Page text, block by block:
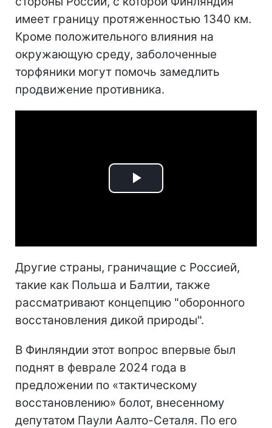
имеет границу протяженностью 1340 км.
Кроме положительного влияния на
окружающую среду, заболоченные
торфяники могут помочь замедлить
продвижение противника.
Play
Другие страны, граничащие с Россией,
такие как Польша и Балтии, также
рассматривают концепцию "оборонного
восстановления дикой природы".
В Финляндии этот вопрос впервые был
поднят в феврале 2024 года в
предложении по «тактическому
восстановлению» болот, внесенному
депутатом Паули Аалто-Сеталя. По его